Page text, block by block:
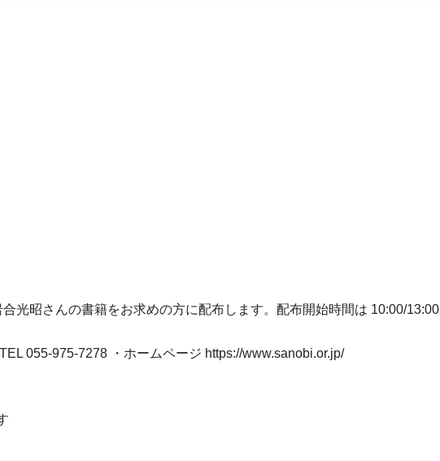
光昭さんの書籍をお求めの方に配布します。配布開始時間は 10:00/13:00
055-975-7278 ・ホームページ https://www.sanobi.or.jp/